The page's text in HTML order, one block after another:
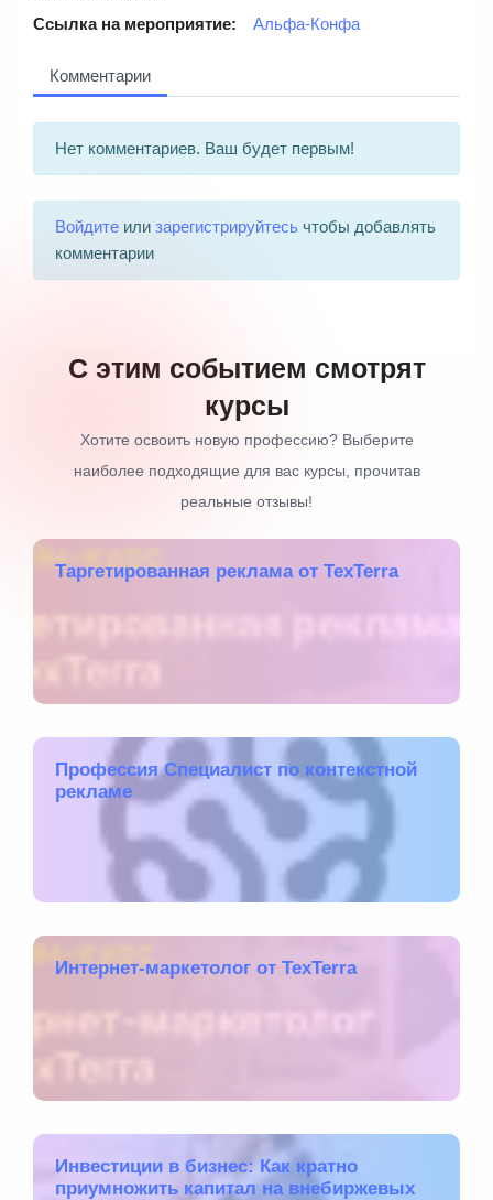
Ссылка на мероприятие:
Альфа‑Конфа
Комментарии
Нет комментариев. Ваш будет первым!
Войдитеили зарегистрируйтесь чтобы добавлять
комментарии
С этим событием смотрят
курсы
Хотите освоить новую профессию? Выберите
наиболее подходящие для вас курсы, прочитав
реальные отзывы!
Tаргетированная реклама от TexTerra
Профессия Специалист по контекстной
рекламе
Интернет-маркетолог от TexTerra
Инвестиции в бизнес: Как кратно
приумножить капитал на внебиржевых